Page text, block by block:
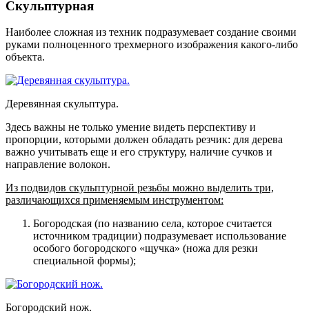
Скульптурная
Наиболее сложная из техник подразумевает создание своими
руками полноценного трехмерного изображения какого-либо
объекта.
Деревянная скульптура.
Здесь важны не только умение видеть перспективу и
пропорции, которыми должен обладать резчик: для дерева
важно учитывать еще и его структуру, наличие сучков и
направление волокон.
Из подвидов скульптурной резьбы можно выделить три,
различающихся применяемым инструментом:
Богородская (по названию села, которое считается
источником традиции) подразумевает использование
особого богородского «щучка» (ножа для резки
специальной формы);
Богородский нож.